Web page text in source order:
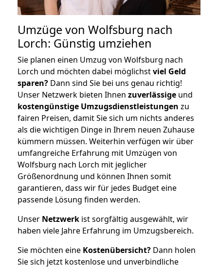
Umzüge von Wolfsburg nach
Lorch: Günstig umziehen
Sie planen einen Umzug von Wolfsburg nach
Lorch und möchten dabei möglichstviel Geld
sparen? Dann sind Sie bei uns genau richtig!
Unser Netzwerk bieten Ihnen zuverlässige und
kostengünstige Umzugsdienstleistungen zu
fairen Preisen, damit Sie sich um nichts anderes
als die wichtigen Dinge in Ihrem neuen Zuhause
kümmern müssen. Weiterhin verfügen wir über
umfangreiche Erfahrung mit Umzügen von
Wolfsburg nach Lorch mit jeglicher
Größenordnung und können Ihnen somit
garantieren, dass wir für jedes Budget eine
passende Lösung finden werden.
Unser Netzwerk ist sorgfältig ausgewählt, wir
haben viele Jahre Erfahrung im Umzugsbereich.
Sie möchten eine Kostenübersicht? Dann holen
Sie sich jetzt kostenlose und unverbindliche